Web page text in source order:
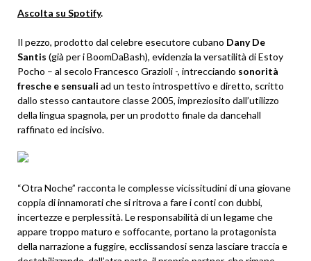
Ascolta su Spotify.
Il pezzo, prodotto dal celebre esecutore cubano Dany De
Santis (già per i BoomDaBash), evidenzia la versatilità di Estoy
Pocho – al secolo Francesco Grazioli -, intrecciando sonorità
fresche e sensuali ad un testo introspettivo e diretto, scritto
dallo stesso cantautore classe 2005, impreziosito dall’utilizzo
della lingua spagnola, per un prodotto finale da dancehall
raffinato ed incisivo.
“Otra Noche” racconta le complesse vicissitudini di una giovane
coppia di innamorati che si ritrova a fare i conti con dubbi,
incertezze e perplessità. Le responsabilità di un legame che
appare troppo maturo e soffocante, portano la protagonista
della narrazione a fuggire, ecclissandosi senza lasciare traccia e